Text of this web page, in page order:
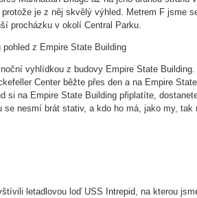
je z něj skvělý výhled. Metrem F jsme
procházku v okolí Central Parku.
vyhlídkou z budovy Empire State
Center běžte přes den a na Empire
si na Empire State Building připlatíte,
se nesmí brát stativ, a kdo ho má, jako my,
letadlovou loď USS Intrepid, na kterou